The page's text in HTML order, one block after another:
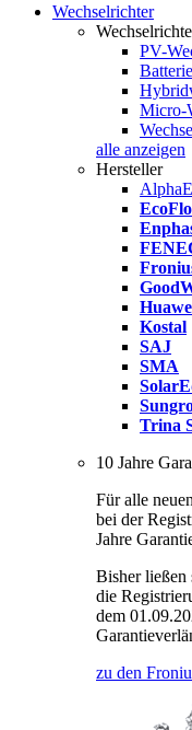
Wechselrichter
PV-
Micro-
alle anzeigen
Hersteller
Kostal
SAJ
SMA
Trina
10 Jahre
Für alle
bei der
Jahre
Bisher ließen
die
dem
zu den